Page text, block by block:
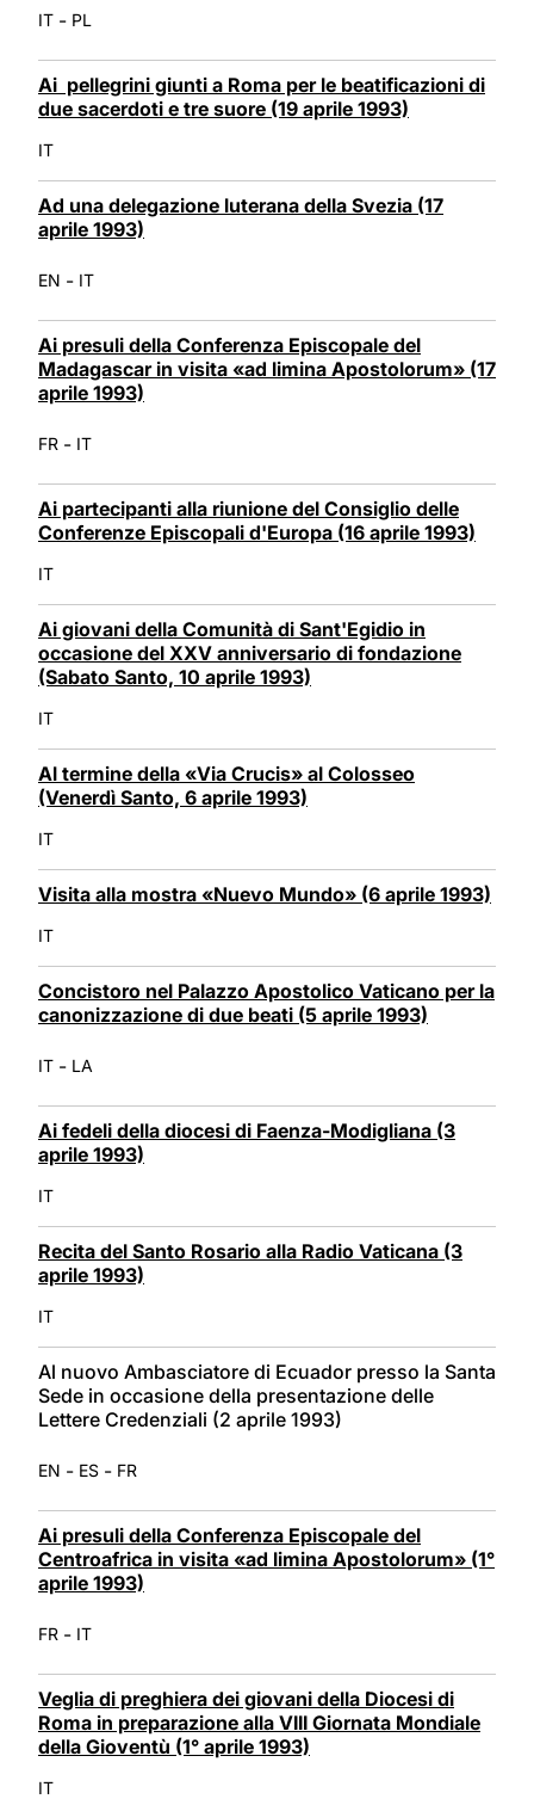
IT - PL
Ai pellegrini giunti a Roma per le beatificazioni di
due sacerdoti e tre suore (19 aprile 1993)
IT
Ad una delegazione luterana della Svezia (17
aprile 1993)
EN - IT
Ai presuli della Conferenza Episcopale del
Madagascar in visita «ad limina Apostolorum» (17
aprile 1993)
FR - IT
Ai partecipanti alla riunione del Consiglio delle
Conferenze Episcopali d'Europa (16 aprile 1993)
IT
Ai giovani della Comunità di Sant'Egidio in
occasione del XXV anniversario di fondazione
(Sabato Santo, 10 aprile 1993)
IT
Al termine della «Via Crucis» al Colosseo
(Venerdì Santo, 6 aprile 1993)
IT
Visita alla mostra «Nuevo Mundo» (6 aprile 1993)
IT
Concistoro nel Palazzo Apostolico Vaticano per la
canonizzazione di due beati (5 aprile 1993)
IT - LA
Ai fedeli della diocesi di Faenza-Modigliana (3
aprile 1993)
IT
Recita del Santo Rosario alla Radio Vaticana (3
aprile 1993)
IT
Al nuovo Ambasciatore di Ecuador presso la Santa
Sede in occasione della presentazione delle
Lettere Credenziali (2 aprile 1993)
EN - ES - FR
Ai presuli della Conferenza Episcopale del
Centroafrica in visita «ad limina Apostolorum» (1°
aprile 1993)
FR - IT
Veglia di preghiera dei giovani della Diocesi di
Roma in preparazione alla VIII Giornata Mondiale
della Gioventù (1° aprile 1993)
IT